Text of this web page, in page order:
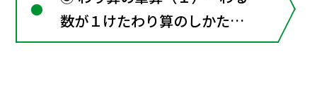
数が１けたわり算のしかたを
考えよう